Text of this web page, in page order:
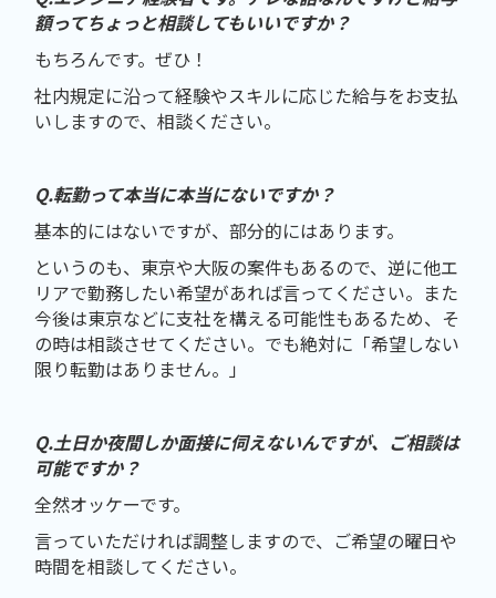
額ってちょっと相談してもいいですか？
もちろんです。ぜひ！
社内規定に沿って経験やスキルに応じた給与をお支払
いしますので、相談ください。
Q.転勤って本当に本当にないですか？
基本的にはないですが、部分的にはあります。
というのも、東京や大阪の案件もあるので、逆に他エ
リアで勤務したい希望があれば言ってください。また
今後は東京などに支社を構える可能性もあるため、そ
の時は相談させてください。でも絶対に「希望しない
限り転勤はありません。」
Q.土日か夜間しか面接に伺えないんですが、ご相談は
可能ですか？
全然オッケーです。
言っていただければ調整しますので、ご希望の曜日や
時間を相談してください。